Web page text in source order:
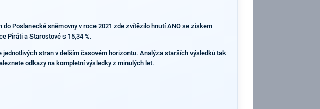
Poslanecké sněmovny v roce 2021 zde zvítězilo hnutí ANO se ziskem
Piráti a Starostové s 15,34 %.
stran v delším časovém horizontu. Analýza starších výsledků tak
odkazy na kompletní výsledky z minulých let.